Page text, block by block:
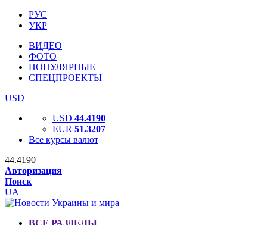
РУС
УКР
ВИДЕО
ФОТО
ПОПУЛЯРНЫЕ
СПЕЦПРОЕКТЫ
USD
USD 44.4190
EUR 51.3207
Все курсы валют
44.4190
Авторизация
Поиск
UA
ВСЕ РАЗДЕЛЫ